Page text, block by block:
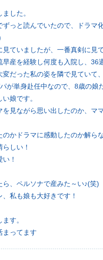
した。
ずっと読んでいたので、ドラ
見ていましたが、一番真剣に見
早産を経験し何度も入院し、36
変だった私の姿を隣で見ていて
が単身赴任中なので、8歳の娘
娘です。
を見ながら思い出したのか、
のかドラマに感動したのか解ら
しい！
！
ら、ペルソナで産みた～い♪(笑)
私も娘も大好きです！
す。
まってます